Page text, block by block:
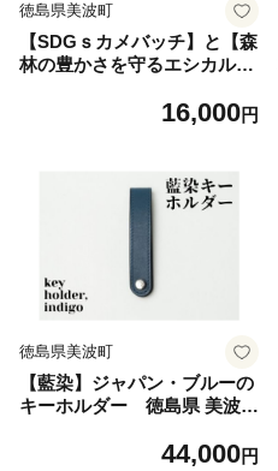
徳島県美波町
【SDGｓカメバッチ】と【森
林の豊かさを守るエシカルな
16,000円
徳島県美波町
【藍染】ジャパン・ブルーの
キーホルダー 徳島県 美波町
本革 革 牛革 レザー キーホル
44,000円